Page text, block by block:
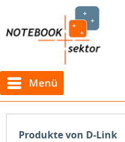
Menü
Produkte von D-Link